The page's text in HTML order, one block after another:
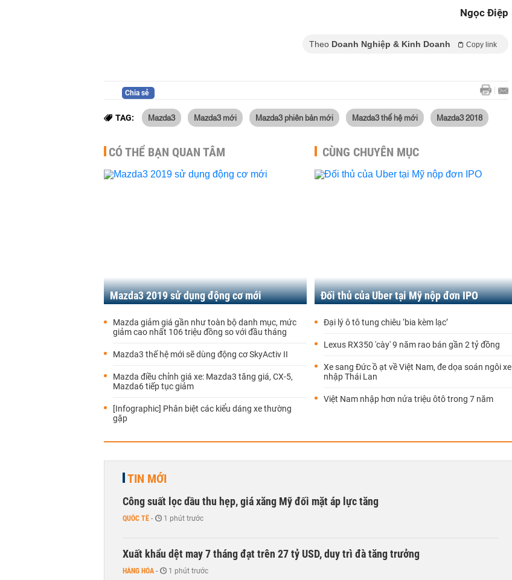
Ngọc Điệp
Theo Doanh Nghiệp & Kinh Doanh Copy link
Chia sẻ
TAG: Mazda3 Mazda3 mới Mazda3 phiên bản mới Mazda3 thế hệ mới Mazda3 2018
CÓ THỂ BẠN QUAN TÂM
Mazda3 2019 sử dụng động cơ mới
Mazda giảm giá gần như toàn bộ danh mục, mức
giảm cao nhất 106 triệu đồng so với đầu tháng
Mazda3 thế hệ mới sẽ dùng động cơ SkyActiv II
Mazda điều chỉnh giá xe: Mazda3 tăng giá, CX-5,
Mazda6 tiếp tục giảm
[Infographic] Phân biệt các kiểu dáng xe thường
gặp
CÙNG CHUYÊN MỤC
Đối thủ của Uber tại Mỹ nộp đơn IPO
Đại lý ô tô tung chiêu ‘bia kèm lạc’
Lexus RX350 'cày' 9 năm rao bán gần 2 tỷ đồng
Xe sang Đức ồ ạt về Việt Nam, đe dọa soán ngôi xe
nhập Thái Lan
Việt Nam nhập hơn nửa triệu ôtô trong 7 năm
TIN MỚI
Công suất lọc dầu thu hẹp, giá xăng Mỹ đối mặt áp lực tăng
QUỐC TẾ - 1 phút trước
Xuất khẩu dệt may 7 tháng đạt trên 27 tỷ USD, duy trì đà tăng trưởng
HÀNG HÓA - 1 phút trước